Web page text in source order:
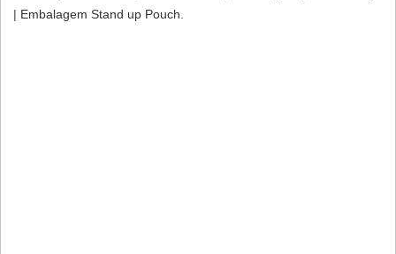
| Embalagem Stand up Pouch